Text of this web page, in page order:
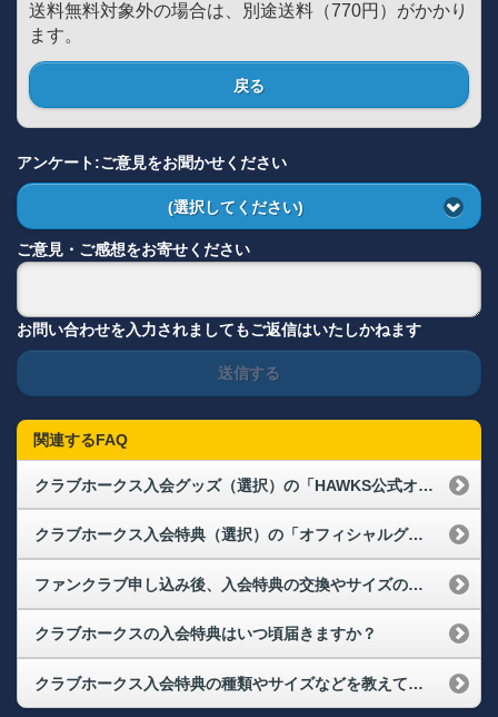
送料無料対象外の場合は、別途送料（770円）がかかり
ます。
戻る
アンケート:ご意見をお聞かせください
(選択してください)
ご意見・ご感想をお寄せください
お問い合わせを入力されましてもご返信はいたしかねます
送信する
関連するFAQ
クラブホークス入会グッズ（選択）の「HAWKS公式オンラインストアクーポン【3,500円分】」やプレミアム会員向け通販クーポンの使い方を教えてください
クラブホークス入会特典（選択）の「オフィシャルグッズショップ HAWKS STOREお買物券（3,000円分）」やプレミアム会員向けのお買い物券の使い方を教えてください
ファンクラブ申し込み後、入会特典の交換やサイズの変更などはできますか？
クラブホークスの入会特典はいつ頃届きますか？
クラブホークス入会特典の種類やサイズなどを教えてください